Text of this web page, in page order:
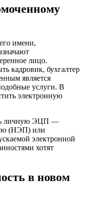
имени,
лицо.
кадровик, бухгалтер
является
услуги. В
электронную
личную ЭЦП —
(НЭП) или
электронной
хотят
в новом